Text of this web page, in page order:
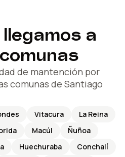
a
de mantención por
comunas de Santiago
Vitacura
La Reina
Macúl
Ñuñoa
Huechuraba
Conchalí